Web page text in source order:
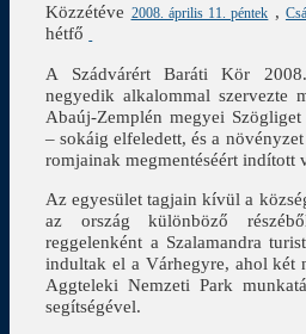
Közzétéve 2008. április 11. péntek ,
hétfő
A Szádvárért Baráti Kör
negyedik alkalommal szervezte
Abaúj-Zemplén megyei
– sokáig elfeledett, és a
romjainak megmentéséért indított
Az egyesület tagjain kívül a
az ország különböző
reggelenként a Szalamandra
indultak el a Várhegyre, ahol két
Aggteleki Nemzeti Park
segítségével.